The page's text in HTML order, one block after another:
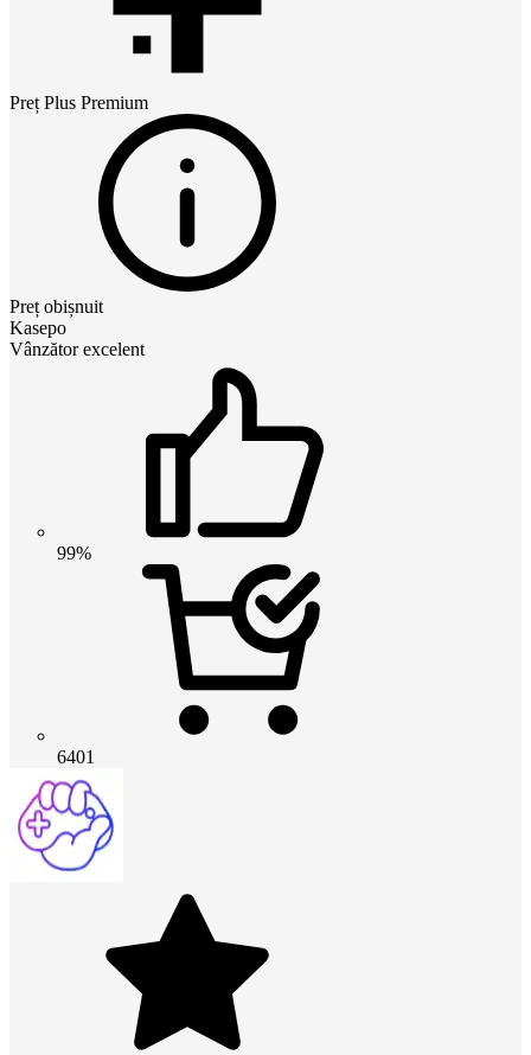
Preț Plus Premium
Preț obișnuit
Kasepo
Vânzător excelent
99%
6401